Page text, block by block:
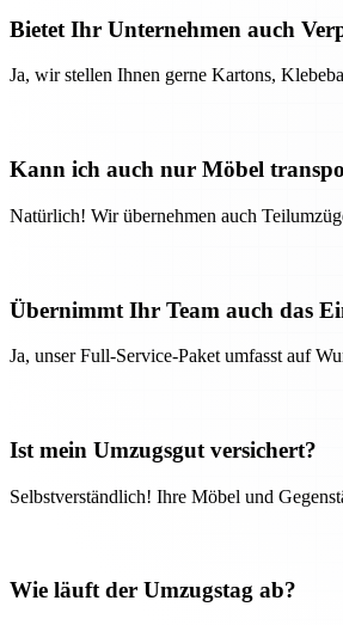
Bietet Ihr Unternehmen auch
Ja, wir stellen Ihnen gerne Kartons,
Kann ich auch nur Möbel
Natürlich! Wir übernehmen auch
Übernimmt Ihr Team auch das
Ja, unser Full-Service-Paket umfasst auf
Ist mein Umzugsgut versichert?
Selbstverständlich! Ihre Möbel und
Wie läuft der Umzugstag ab?